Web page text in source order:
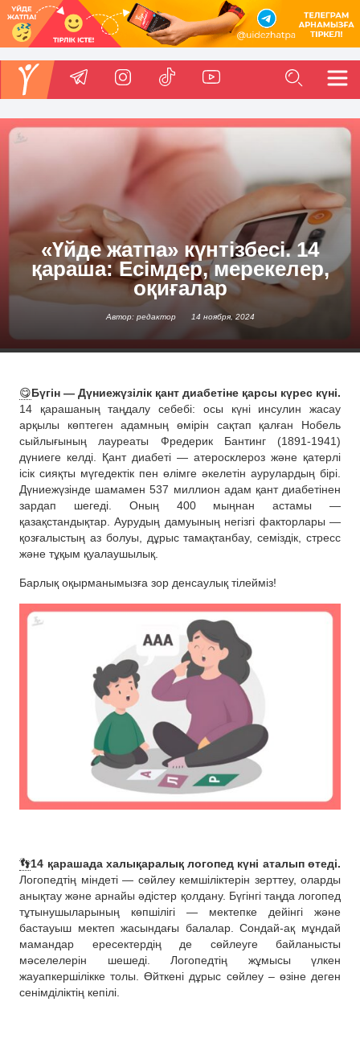
«Үйде жатпа» күнтізбесі. 14
қараша: Есімдер, мерекелер,
оқиғалар
Автор: редактор 14 ноября, 2024
😋Бүгін — Дүниежүзілік қант диабетіне қарсы күрес күні.
14 қарашаның таңдалу себебі: осы күні инсулин жасау
арқылы көптеген адамның өмірін сақтап қалған Нобель
сыйлығының лауреаты Фредерик Бантинг (1891-1941)
дүниеге келді. Қант диабеті — атеросклероз және қатерлі
ісік сияқты мүгедектік пен өлімге әкелетін аурулардың бірі.
Дүниежүзінде шамамен 537 миллион адам қант диабетінен
зардап шегеді. Оның 400 мыңнан астамы —
қазақстандықтар. Аурудың дамуының негізгі факторлары —
қозғалыстың аз болуы, дұрыс тамақтанбау, семіздік, стресс
және тұқым қуалаушылық.
Барлық оқырманымызға зор денсаулық тілейміз!
👣14 қарашада халықаралық логопед күні аталып өтеді.
Логопедтің міндеті — сөйлеу кемшіліктерін зерттеу, оларды
анықтау және арнайы әдістер қолдану. Бүгінгі таңда логопед
тұтынушыларының көпшілігі — мектепке дейінгі және
бастауыш мектеп жасындағы балалар. Сондай-ақ мұндай
мамандар ересектердің де сөйлеуге байланысты
мәселелерін шешеді. Логопедтің жұмысы үлкен
жауапкершілікке толы. Өйткені дұрыс сөйлеу – өзіне деген
сенімділіктің кепілі.